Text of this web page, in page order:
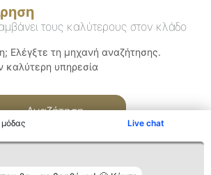
Live chat
τους καλύτερους στον κλάδο
Ελέγξτε τη μηχανή αναζήτησης.
καλύτερη υπηρεσία
Αναζήτηση